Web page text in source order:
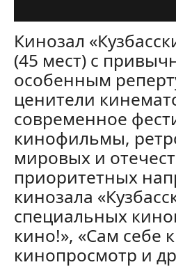
Кинозал
(45 мест) с
особенным
ценители
современное
кинофильмы,
мировых и
приоритетных
кинозала
специальных
кино!», «Сам себе
кинопросмотр и